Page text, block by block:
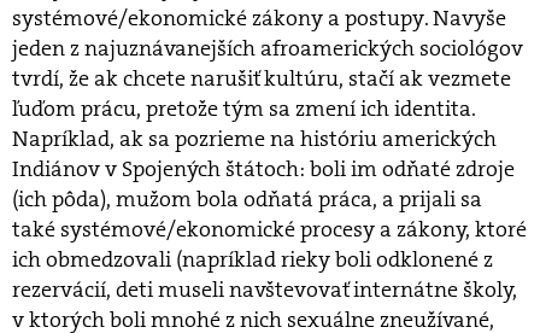
systémové/ekonomické zákony a postupy. Navyše
jeden z najuznávanejších afroamerických sociológov
tvrdí, že ak chcete narušiť kultúru, stačí ak vezmete
ľuďom prácu, pretože tým sa zmení ich identita.
Napríklad, ak sa pozrieme na históriu amerických
Indiánov v Spojených štátoch: boli im odňaté zdroje
(ich pôda), mužom bola odňatá práca, a prijali sa
také systémové/ekonomické procesy a zákony, ktoré
ich obmedzovali (napríklad rieky boli odklonené z
rezervácií, deti museli navštevovať internátne školy,
v ktorých boli mnohé z nich sexuálne zneužívané,